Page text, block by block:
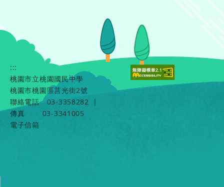
:::
桃園市立桃園國民中學
桃園市桃園區莒光街2號
聯絡電話
03-3358282
|
傳真
03-3341005
電子信箱